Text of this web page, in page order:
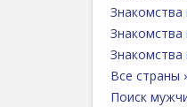
Знакомства
Знакомства
Знакомства
Все страны
Поиск